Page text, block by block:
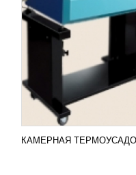
КАМЕРНАЯ